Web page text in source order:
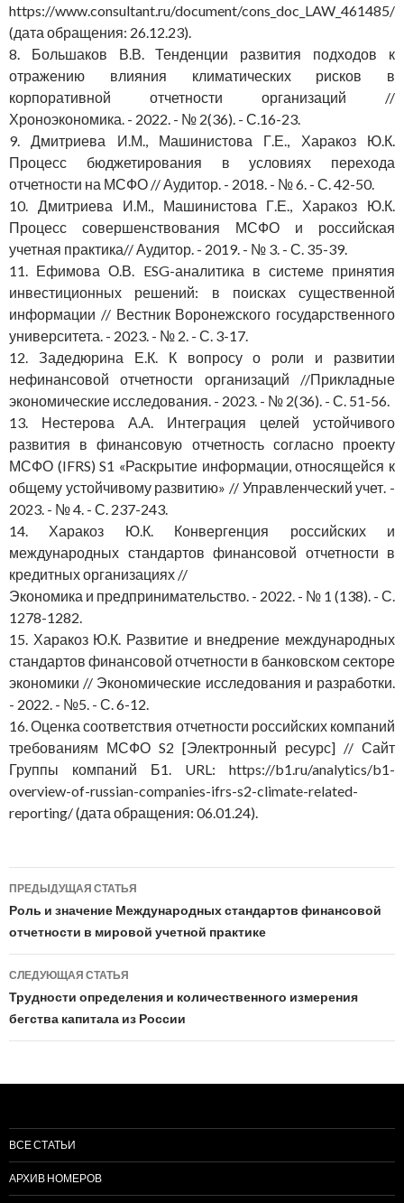
https://www.consultant.ru/document/cons_doc_LAW_461485/
(дата обращения: 26.12.23).
8. Большаков В.В. Тенденции развития подходов к
отражению влияния климатических рисков в
корпоративной отчетности организаций //
Хроноэкономика. - 2022. - № 2(36). - С.16-23.
9. Дмитриева И.М., Машинистова Г.Е., Харакоз Ю.К.
Процесс бюджетирования в условиях перехода
отчетности на МСФО // Аудитор. - 2018. - № 6. - С. 42-50.
10. Дмитриева И.М., Машинистова Г.Е., Харакоз Ю.К.
Процесс совершенствования МСФО и российская
учетная практика// Аудитор. - 2019. - № 3. - С. 35-39.
11. Ефимова О.В. ESG-аналитика в системе принятия
инвестиционных решений: в поисках существенной
информации // Вестник Воронежского государственного
университета. - 2023. - № 2. - С. 3-17.
12. Задедюрина Е.К. К вопросу о роли и развитии
нефинансовой отчетности организаций //Прикладные
экономические исследования. - 2023. - № 2(36). - С. 51-56.
13. Нестерова А.А. Интеграция целей устойчивого
развития в финансовую отчетность согласно проекту
МСФО (IFRS) S1 «Раскрытие информации, относящейся к
общему устойчивому развитию» // Управленческий учет. -
2023. - № 4. - С. 237-243.
14. Харакоз Ю.К. Конвергенция российских и
международных стандартов финансовой отчетности в
кредитных организациях //
Экономика и предпринимательство. - 2022. - № 1 (138). - С.
1278-1282.
15. Харакоз Ю.К. Развитие и внедрение международных
стандартов финансовой отчетности в банковском секторе
экономики // Экономические исследования и разработки.
- 2022. - №5. - С. 6-12.
16. Оценка соответствия отчетности российских компаний
требованиям МСФО S2 [Электронный ресурс] // Сайт
Группы компаний Б1. URL: https://b1.ru/analytics/b1-
overview-of-russian-companies-ifrs-s2-climate-related-
reporting/ (дата обращения: 06.01.24).
Навигация
по
записям
ПРЕДЫДУЩАЯ СТАТЬЯ
Роль и значение Международных стандартов финансовой
отчетности в мировой учетной практике
СЛЕДУЮЩАЯ СТАТЬЯ
Трудности определения и количественного измерения
бегства капитала из России
ВСЕ СТАТЬИ
АРХИВ НОМЕРОВ